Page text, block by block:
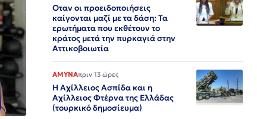
Οταν οι προειδοποιήσεις
καίγονται μαζί με τα δάση: Τα
ερωτήματα που εκθέτουν το
κράτος μετά την πυρκαγιά στην
Αττικοβοιωτία
ΑΜΥΝΑπριν 13 ώρες
Η Αχίλλειος Ασπίδα και η
Αχίλλειος Φτέρνα της Ελλάδας
(τουρκικό δημοσίευμα)